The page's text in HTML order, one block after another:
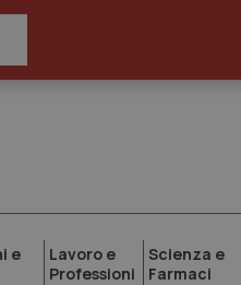
e
Lavoro e
Professioni
Scienza e
Farmaci